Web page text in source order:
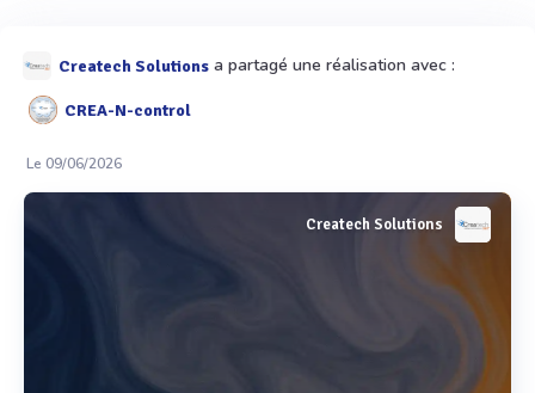
Createch Solutions a partagé une réalisation avec :
CREA-N-control
Le 09/06/2026
Createch Solutions